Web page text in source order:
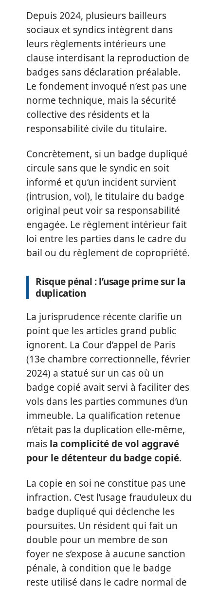
Depuis 2024, plusieurs bailleurs
sociaux et syndics intègrent dans
leurs règlements intérieurs une
clause interdisant la reproduction de
badges sans déclaration préalable.
Le fondement invoqué n’est pas une
norme technique, mais la sécurité
collective des résidents et la
responsabilité civile du titulaire.
Concrètement, si un badge dupliqué
circule sans que le syndic en soit
informé et qu’un incident survient
(intrusion, vol), le titulaire du badge
original peut voir sa responsabilité
engagée. Le règlement intérieur fait
loi entre les parties dans le cadre du
bail ou du règlement de copropriété.
Risque pénal : l’usage prime sur la
duplication
La jurisprudence récente clarifie un
point que les articles grand public
ignorent. La Cour d’appel de Paris
(13e chambre correctionnelle, février
2024) a statué sur un cas où un
badge copié avait servi à faciliter des
vols dans les parties communes d’un
immeuble. La qualification retenue
n’était pas la duplication elle-même,
mais la complicité de vol aggravé
pour le détenteur du badge copié.
La copie en soi ne constitue pas une
infraction. C’est l’usage frauduleux du
badge dupliqué qui déclenche les
poursuites. Un résident qui fait un
double pour un membre de son
foyer ne s’expose à aucune sanction
pénale, à condition que le badge
reste utilisé dans le cadre normal de